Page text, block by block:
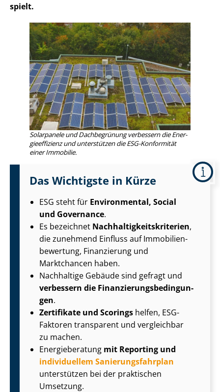
spielt.
Solarpanele und Dachbegrünung verbessern die En­er­
gie­ef­fi­zi­enz und unterstützen die ESG-Konformität
einer Immobilie.
Das Wichtigste in Kürze
ESG steht für Environmental, Social
und Governance.
Es bezeichnet Nach­hal­tig­keits­kri­te­ri­en,
die zunehmend Einfluss auf Im­mo­bi­li­en­
be­wer­tung, Finanzierung und
Marktchancen haben.
Nachhaltige Gebäude sind gefragt und
verbessern die Fi­nan­zie­rungs­be­din­gun­
gen.
Zertifikate und Scorings helfen, ESG-
Faktoren transparent und vergleichbar
zu machen.
Energieberatung mit Reporting und
individuellem Sa­nie­rungs­fahr­plan
unterstützen bei der praktischen
Umsetzung.